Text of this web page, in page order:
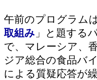
午前のプログラム
取組み 」と題する
で、マレーシア、
ジア総合の食品バ
による質疑応答が